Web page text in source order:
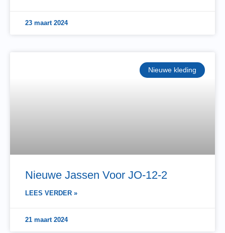
23 maart 2024
Nieuwe kleding
Nieuwe Jassen Voor JO-12-2
LEES VERDER »
21 maart 2024